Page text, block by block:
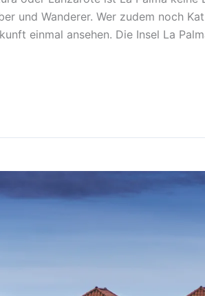
und Wanderer. Wer zudem noch
einmal ansehen. Die Insel La